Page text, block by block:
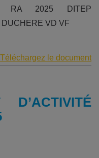
RA 2025 DITEP
VD VF
Téléchargez le document
D’ACTIVITÉ